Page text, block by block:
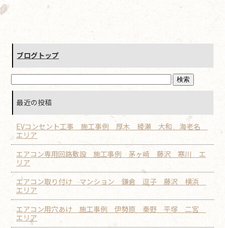
ブログトップ
最近の投稿
EVコンセント工事 施工事例 厚木 綾瀬 大和 海老名
エリア
エアコン専用回路敷設 施工事例 茅ヶ崎 藤沢 寒川 エ
リア
エアコン取り付け マンション 鎌倉 逗子 藤沢 横浜
エリア
エアコン用穴あけ 施工事例 伊勢原 秦野 平塚 二宮
エリア